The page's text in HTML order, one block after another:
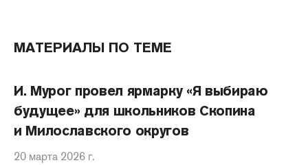
МАТЕРИАЛЫ ПО ТЕМЕ
И. Мурог провел ярмарку «Я выбираю
будущее» для школьников Скопина
и Милославского округов
20 марта 2026 г.